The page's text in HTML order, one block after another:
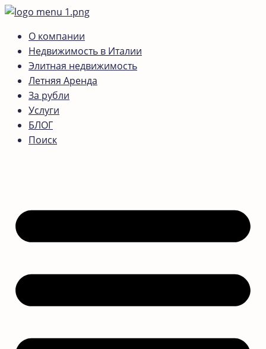
О компании
Недвижимость в Италии
Элитная недвижимость
Летняя Аренда
За рубли
Услуги
БЛОГ
Поиск